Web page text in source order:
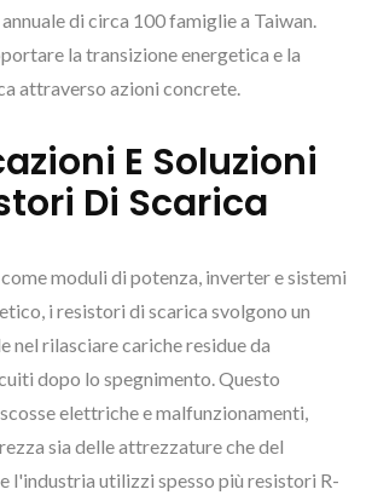
di circa 100 famiglie a Taiwan.
la transizione energetica e la
attraverso azioni concrete.
E Soluzioni
Di Scarica
moduli di potenza, inverter e sistemi
i resistori di scarica svolgono un
nel rilasciare cariche residue da
dopo lo spegnimento. Questo
elettriche e malfunzionamenti,
sia delle attrezzature che del
l'industria utilizzi spesso più resistori R-